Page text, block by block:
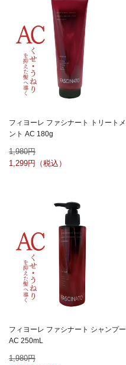
フィヨーレ ファシナート トリートメ
ント AC 180g
1,980
1,299
フィヨーレ ファシナート シャンプー
AC 250mL
1,980